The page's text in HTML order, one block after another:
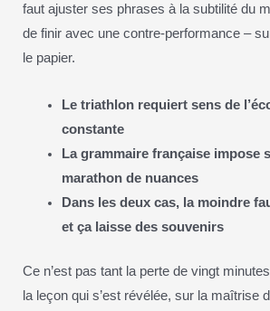
faut ajuster ses phrases à la subtilité du
de finir avec une contre-performance –
le papier.
Le triathlon requiert sens de
constante
La grammaire française impose
marathon de nuances
Dans les deux cas, la moindre
et ça laisse des souvenirs
Ce n’est pas tant la perte de vingt
la leçon qui s’est révélée, sur la maîtrise